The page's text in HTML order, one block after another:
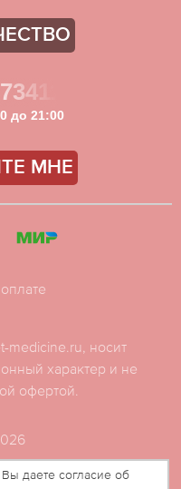
до 21:00
МНЕ
носит
характер и не
офертой.
даете согласие об